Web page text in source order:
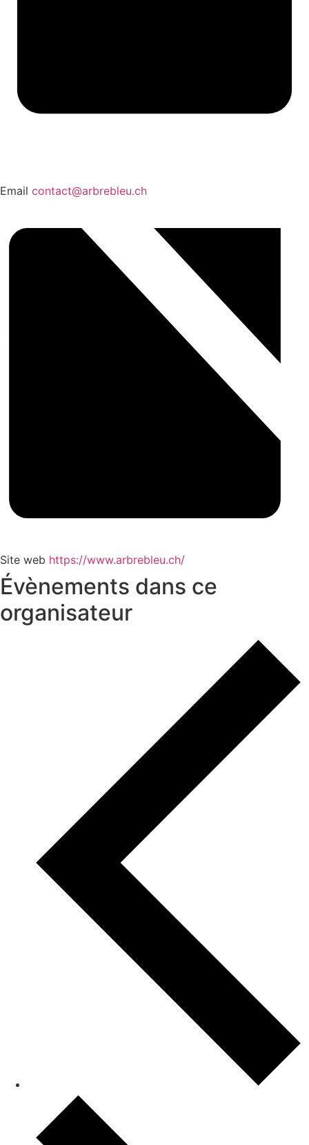
Email contact@arbrebleu.ch
Site web https://www.arbrebleu.ch/
Évènements dans ce
organisateur